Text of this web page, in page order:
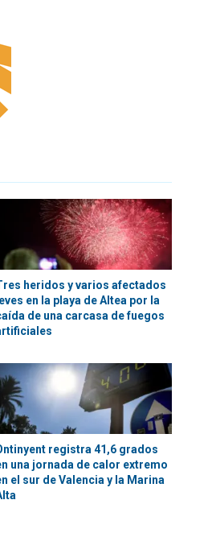
heridos y varios afectados
leves en la playa de Altea por la
de una carcasa de fuegos
registra 41,6 grados
una jornada de calor extremo
el sur de Valencia y la Marina